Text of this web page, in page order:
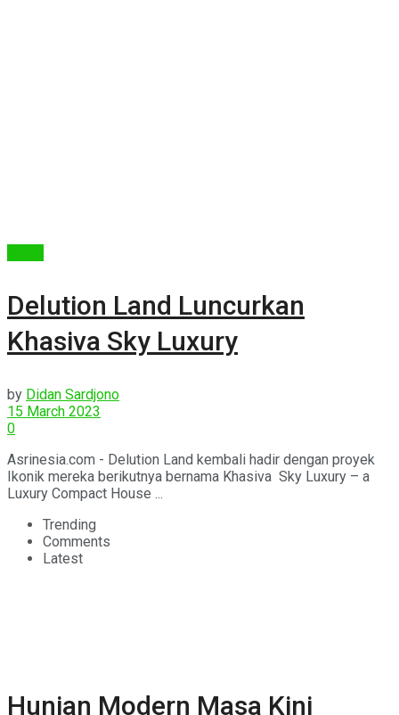
Delution Land Luncurkan
Khasiva Sky Luxury
by Didan Sardjono
15 March 2023
0
Asrinesia.com - Delution Land kembali hadir dengan proyek
Ikonik mereka berikutnya bernama Khasiva Sky Luxury – a
Luxury Compact House ...
Trending
Comments
Latest
Hunian Modern Masa Kini